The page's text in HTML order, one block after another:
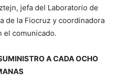
jefa del Laboratorio de
de la Fiocruz y coordinadora
el comunicado.
A CADA OCHO